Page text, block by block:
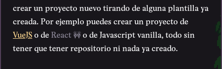
crear un proyecto nuevo tirando de alguna plantilla ya
creada. Por ejemplo puedes crear un proyecto de
VueJSo deReact 🚧o de Javascript vanilla, todo sin
tener que tener repositorio ni nada ya creado.